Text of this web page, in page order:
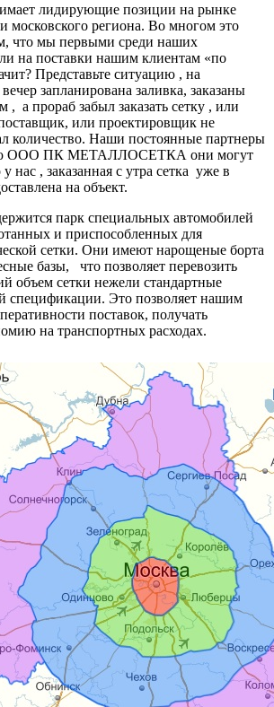
лидирующие позиции на рынке
московского региона. Во многом это
что мы первыми среди наших
на поставки нашим клиентам «по
Представьте ситуацию , на
запланирована заливка, заказаны
а прораб забыл заказать сетку , или
или проектировщик не
количество. Наши постоянные партнеры
ООО ПК МЕТАЛЛОСЕТКА они могут
нас , заказанная с утра сетка уже в
на объект.
парк специальных автомобилей
и приспособленных для
сетки. Они имеют нарощеные борта
базы, что позволяет перевозить
объем сетки нежели стандартные
спецификации. Это позволяет нашим
поставок, получать
на транспортных расходах.